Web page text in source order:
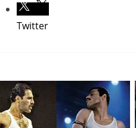
Twitter